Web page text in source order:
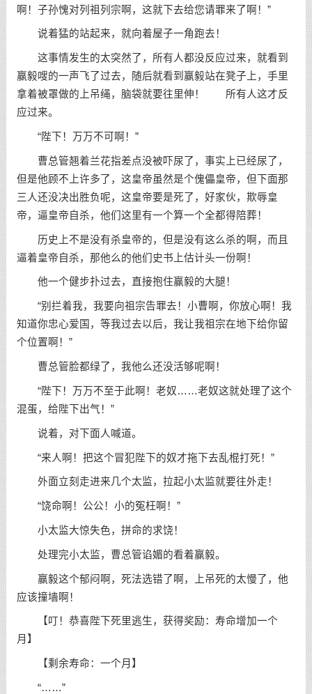
啊！子孙愧对列祖列宗啊，这就下去给您请罪来了啊！”
说着猛的站起来，就向着屋子一角跑去！
这事情发生的太突然了，所有人都没反应过来，就看到
赢毅嗖的一声飞了过去，随后就看到赢毅站在凳子上，手里
拿着被罩做的上吊绳，脑袋就要往里伸！ 所有人这才反
应过来。
“陛下！万万不可啊！”
曹总管翘着兰花指差点没被吓尿了，事实上已经尿了，
但是他顾不上许多了，这皇帝虽然是个傀儡皇帝，但下面那
三人还没决出胜负呢，这皇帝要是死了，好家伙，欺辱皇
帝，逼皇帝自杀，他们这里有一个算一个全都得陪葬！
历史上不是没有杀皇帝的，但是没有这么杀的啊，而且
逼着皇帝自杀，那他么的他们史书上估计头一份啊！
他一个健步扑过去，直接抱住赢毅的大腿！
“别拦着我，我要向祖宗告罪去！小曹啊，你放心啊！我
知道你忠心爱国，等我过去以后，我让我祖宗在地下给你留
个位置啊！”
曹总管脸都绿了，我他么还没活够呢啊！
“陛下！万万不至于此啊！老奴……老奴这就处理了这个
混蛋，给陛下出气！”
说着，对下面人喊道。
“来人啊！把这个冒犯陛下的奴才拖下去乱棍打死！”
外面立刻走进来几个太监，拉起小太监就要往外走！
“饶命啊！公公！小的冤枉啊！”
小太监大惊失色，拼命的求饶！
处理完小太监，曹总管谄媚的看着赢毅。
赢毅这个郁闷啊，死法选错了啊，上吊死的太慢了，他
应该撞墙啊！
【叮！恭喜陛下死里逃生，获得奖励：寿命增加一个
月】
【剩余寿命：一个月】
“……”